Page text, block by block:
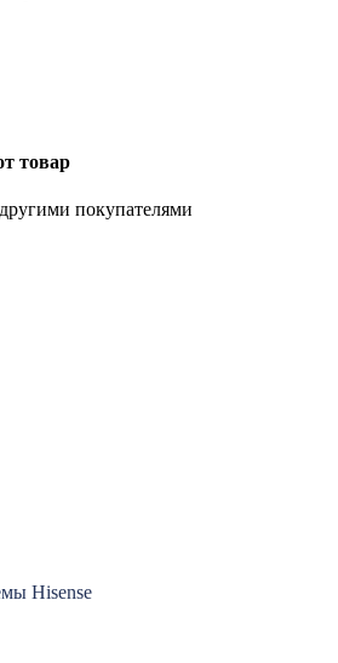
товар
покупателями
Hisense